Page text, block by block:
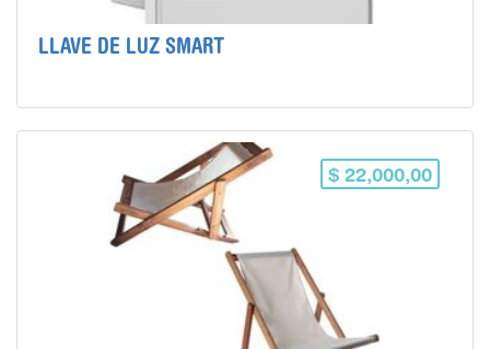
LLAVE DE LUZ SMART
$ 22,000,00